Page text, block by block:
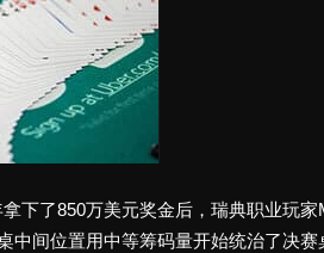
下了850万美元奖金后，瑞典职业玩
中间位置用中等筹码量开始统治了决赛